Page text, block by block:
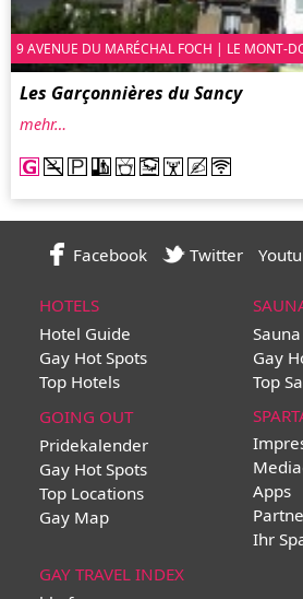
9 AVENUE DU MARÉCHAL FOCH | LE MONT-
Les Garçonnières du Sancy
mehr…
Facebook Twitter
HOTELS
Hotel Guide
Gay Hot Spots
Top Hotels
Gay
Top
GOING OUT
Pridekalender
Gay Hot Spots
Top Locations
Gay Map
Apps
Ihr
GAY TRAVEL INDEX